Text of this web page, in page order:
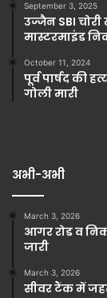
September 3, 2025
उज्जैन SBI
मास्टरमाइंड
October 11, 2024
पूर्व पार्षद की
गोली मारी
अभी-अभी
March 3, 2026
आगर रोड व
जारी
March 3, 2026
सीवर टैंक में